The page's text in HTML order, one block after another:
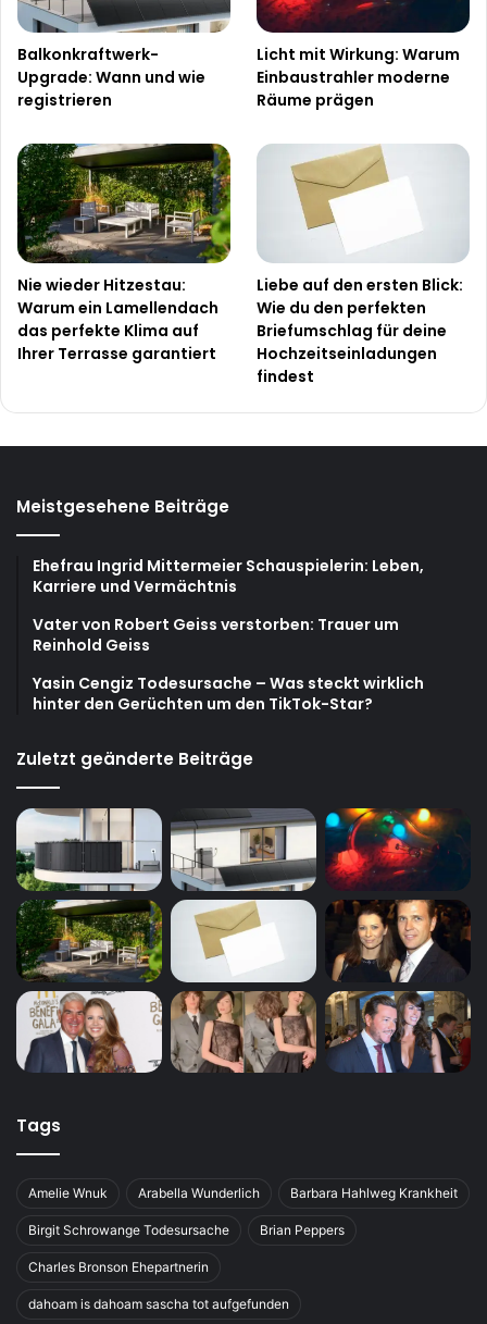
Balkonkraftwerk-
Upgrade: Wann und wie
registrieren
Licht mit Wirkung: Warum
Einbaustrahler moderne
Räume prägen
Nie wieder Hitzestau:
Warum ein Lamellendach
das perfekte Klima auf
Ihrer Terrasse garantiert
Liebe auf den ersten Blick:
Wie du den perfekten
Briefumschlag für deine
Hochzeitseinladungen
findest
Meistgesehene Beiträge
Ehefrau Ingrid Mittermeier Schauspielerin: Leben,
Karriere und Vermächtnis
Vater von Robert Geiss verstorben: Trauer um
Reinhold Geiss
Yasin Cengiz Todesursache – Was steckt wirklich
hinter den Gerüchten um den TikTok-Star?
Zuletzt geänderte Beiträge
Tags
Amelie Wnuk Arabella Wunderlich Barbara Hahlweg Krankheit
Birgit Schrowange Todesursache Brian Peppers
Charles Bronson Ehepartnerin
dahoam is dahoam sascha tot aufgefunden